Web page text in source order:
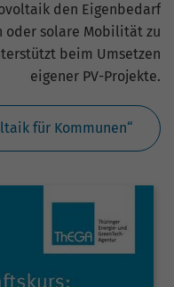
den Eigenbedarf
oder solare Mobilität zu
beim Umsetzen
eigener PV-Projekte.
für Kommunen“